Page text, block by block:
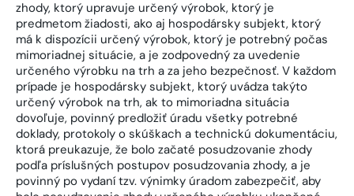
zhody, ktorý upravuje určený výrobok, ktorý je
predmetom žiadosti, ako aj hospodársky subjekt, ktorý
má k dispozícii určený výrobok, ktorý je potrebný počas
mimoriadnej situácie, a je zodpovedný za uvedenie
určeného výrobku na trh a za jeho bezpečnosť. V každom
prípade je hospodársky subjekt, ktorý uvádza takýto
určený výrobok na trh, ak to mimoriadna situácia
dovoľuje, povinný predložiť úradu všetky potrebné
doklady, protokoly o skúškach a technickú dokumentáciu,
ktorá preukazuje, že bolo začaté posudzovanie zhody
podľa príslušných postupov posudzovania zhody, a je
povinný po vydaní tzv. výnimky úradom zabezpečiť, aby